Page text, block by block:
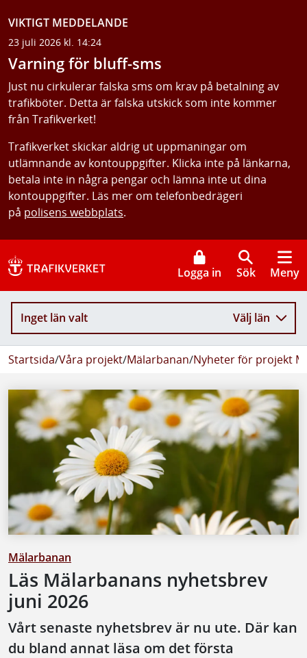
VIKTIGT MEDDELANDE
23 juli 2026 kl. 14:24
Varning för bluff-sms
Just nu cirkulerar falska sms om krav på betalning av
trafikböter. Detta är falska utskick som inte kommer
från Trafikverket!
Trafikverket skickar aldrig ut uppmaningar om
utlämnande av kontouppgifter. Klicka inte på länkarna,
betala inte in några pengar och lämna inte ut dina
kontouppgifter. Läs mer om telefonbedrägeri
på polisens webbplats.
Logga in Sök Meny
Inget län valt Välj län
Startsida/Våra projekt/Mälarbanan/Nyheter för projekt
Mälarbanan
Läs Mälarbanans nyhetsbrev
juni 2026
Vårt senaste nyhetsbrev är nu ute. Där kan
du bland annat läsa om det första